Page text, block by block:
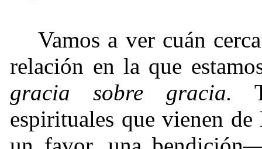
Vamos a ver cuán
relación en la que
gracia sobre gracia.
espirituales que vienen